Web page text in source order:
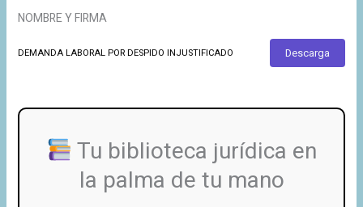
NOMBRE Y FIRMA
DEMANDA LABORAL POR DESPIDO INJUSTIFICADO Descarga
Tu biblioteca jurídica en
la palma de tu mano